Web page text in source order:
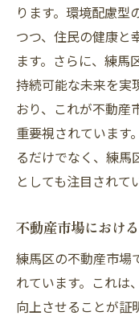
ります。環境配慮型
つつ、住民の健康と
ます。さらに、練馬
持続可能な未来を実
おり、これが不動産
重要視されています
るだけでなく、練馬
としても注目されて
不動産市場におけ
練馬区の不動産市場
れています。これは
向上させることが証